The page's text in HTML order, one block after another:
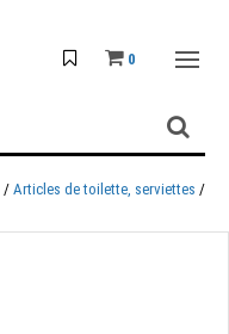
0
Articles de toilette, serviettes